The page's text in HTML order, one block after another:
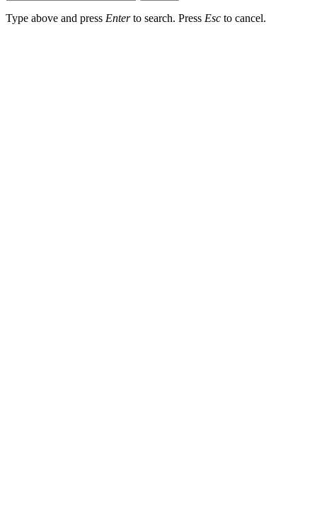
Type above and press Enterto search. Press Esc to cancel.